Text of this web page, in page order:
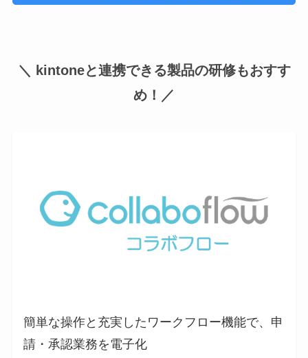
＼ kintoneと連携できる製品の研修もおすす
め！／
簡単な操作と充実したワークフロー機能で、申
請・承認業務を電子化